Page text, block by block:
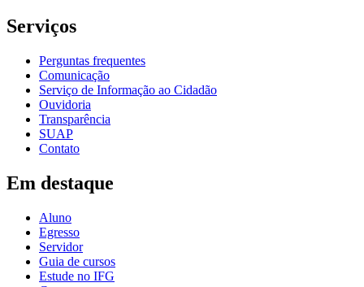
Serviços
Perguntas frequentes
Comunicação
Serviço de Informação ao Cidadão
Ouvidoria
Transparência
SUAP
Contato
Em destaque
Aluno
Egresso
Servidor
Guia de cursos
Estude no IFG